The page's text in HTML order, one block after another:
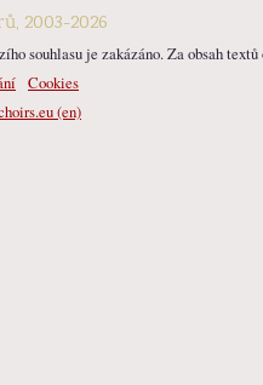
2003-2026
souhlasu je zakázáno. Za obsah
Cookies
(en)